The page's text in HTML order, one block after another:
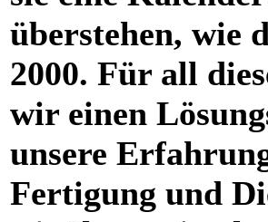
überstehen, wie
2000. Für all
wir einen
unsere
Fertigung und